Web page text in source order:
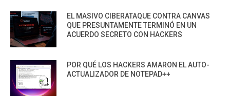
EL MASIVO CIBERATAQUE CONTRA CANVAS
QUE PRESUNTAMENTE TERMINÓ EN UN
ACUERDO SECRETO CON HACKERS
POR QUÉ LOS HACKERS AMARON EL AUTO-
ACTUALIZADOR DE NOTEPAD++